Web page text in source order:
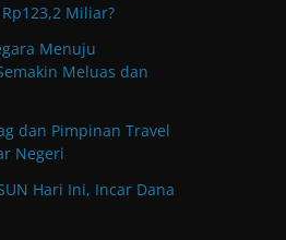
Miliar?
Menuju
Meluas dan
dan Pimpinan Travel
Negeri
Hari Ini, Incar Dana